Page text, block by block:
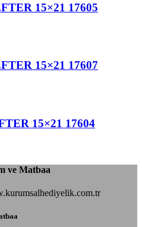
15×21 17605
15×21 17607
15×21 17604
ve Matbaa